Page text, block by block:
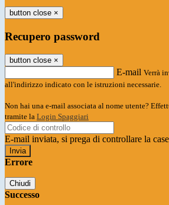
button close ×
Recupero password
button close ×
E-mail Verrà
all'indirizzo indicato con le istruzioni necessarie.
Non hai una e-mail associata al nome utente?
tramite la Login Spaggiari
E-mail inviata, si prega di controllare la
Errore
Chiudi
Successo